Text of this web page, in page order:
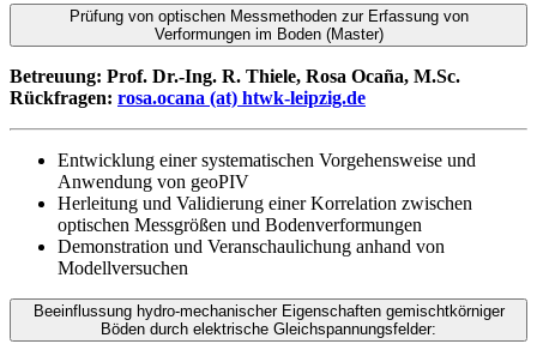
Prüfung von optischen Messmethoden zur Erfassung von
Verformungen im Boden (Master)
Betreuung: Prof. Dr.-Ing. R. Thiele, Rosa Ocaña, M.Sc.
Rückfragen: rosa.ocana (at) htwk-leipzig.de
Entwicklung einer systematischen Vorgehensweise und
Anwendung von geoPIV
Herleitung und Validierung einer Korrelation zwischen
optischen Messgrößen und Bodenverformungen
Demonstration und Veranschaulichung anhand von
Modellversuchen
Beeinflussung hydro-mechanischer Eigenschaften gemischtkörniger
Böden durch elektrische Gleichspannungsfelder: